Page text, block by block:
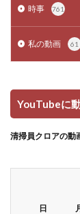
時事 761
私の動画 61
YouTubeに
清掃員クロアの動
日